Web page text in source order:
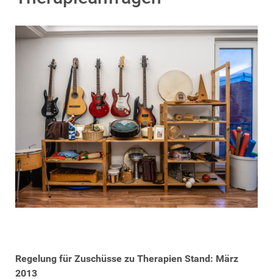
Regelung für Zuschüsse zu Therapien Stand: März
2013